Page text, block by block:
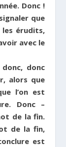
Donc !
que
les érudits,
avec le
donc
alors que
l’on est
Donc –
de la fin.
de la fin,
est